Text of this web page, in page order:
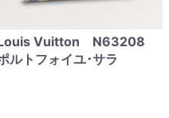
Vuitton N63208
ルトフォイユ･サラ